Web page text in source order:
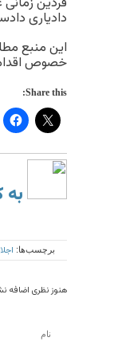
دادیاری
این منبع
خصوص
Share this:
به
برچسب‌ها:
هنوز نظری اضافه